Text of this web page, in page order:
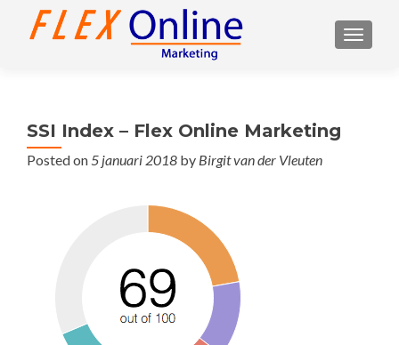
SSI Index – Flex Online Marketing
Posted on5 januari 2018 by Birgit van der Vleuten